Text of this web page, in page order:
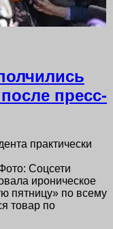
пресс-
практически
Соцсети
ироническое
пятницу» по всему
товар по